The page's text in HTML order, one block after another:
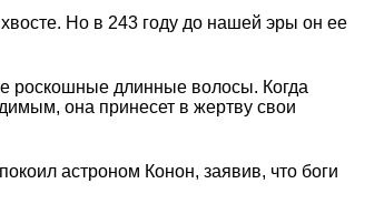
Но в 243 году до нашей эры он ее
роскошные длинные волосы. Когда
она принесет в жертву свои
астроном Конон, заявив, что боги